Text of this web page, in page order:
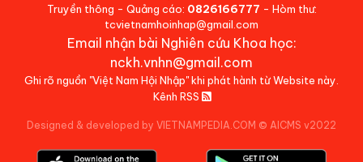
Truyền thông - Quảng cáo: 0826166777 - Hòm thư:
tcvietnamhoinhap@gmail.com
Email nhận bài Nghiên cứu Khoa học:
nckh.vnhn@gmail.com
Ghi rõ nguồn "Việt Nam Hội Nhập" khi phát hành từ Website này.
Kênh RSS
Designed & developed by VIETNAMPEDIA.COM © AICMS v2022